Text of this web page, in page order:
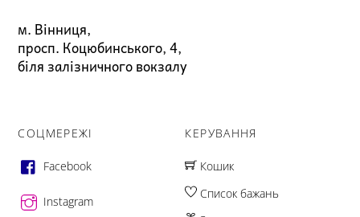
м. Вінниця,
просп. Коцюбинського, 4,
біля залізничного вокзалу
СОЦМЕРЕЖІ
Facebook
Instagram
КЕРУВАННЯ
Кошик
Список бажань